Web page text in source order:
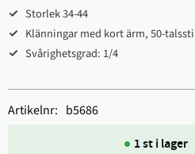
Storlek 34-44
Klänningar med kort ärm, 50-
Svårighetsgrad: 1/4
1 st i lager
Artikelnr b5686